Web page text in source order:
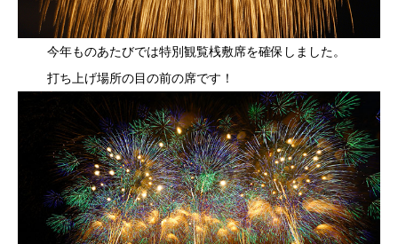
今年ものあたびでは特別観覧桟敷席を確保しました。
打ち上げ場所の目の前の席です！